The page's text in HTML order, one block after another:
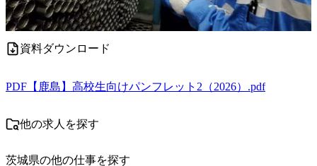
資料ダウンロード
PDF 【鹿島】高校生向けパンフレット2（2026）.pdf
他の求人を探す
茨城県の他の仕事を探す